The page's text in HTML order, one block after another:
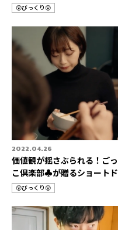
🔥おうちドッキリ動画🎥
カ
テ
ゴ
リ
😲びっくり😲
2022.04.26
価値観が揺さぶられる！ごっ
こ倶楽部♣️が贈るショートド
ラマの世界🎬
カ
テ
ゴ
😲びっくり😲